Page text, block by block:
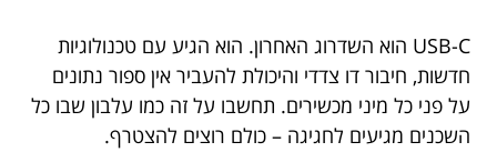
USB-C הוא השדרוג האחרון. הוא הגיע עם טכנולוגיות
חדשות, חיבור דו צדדי והיכולת להעביר אין ספור נתונים
על פני כל מיני מכשירים. תחשבו על זה כמו עלבון שבו כל
השכנים מגיעים לחגיגה – כולם רוצים להצטרף.